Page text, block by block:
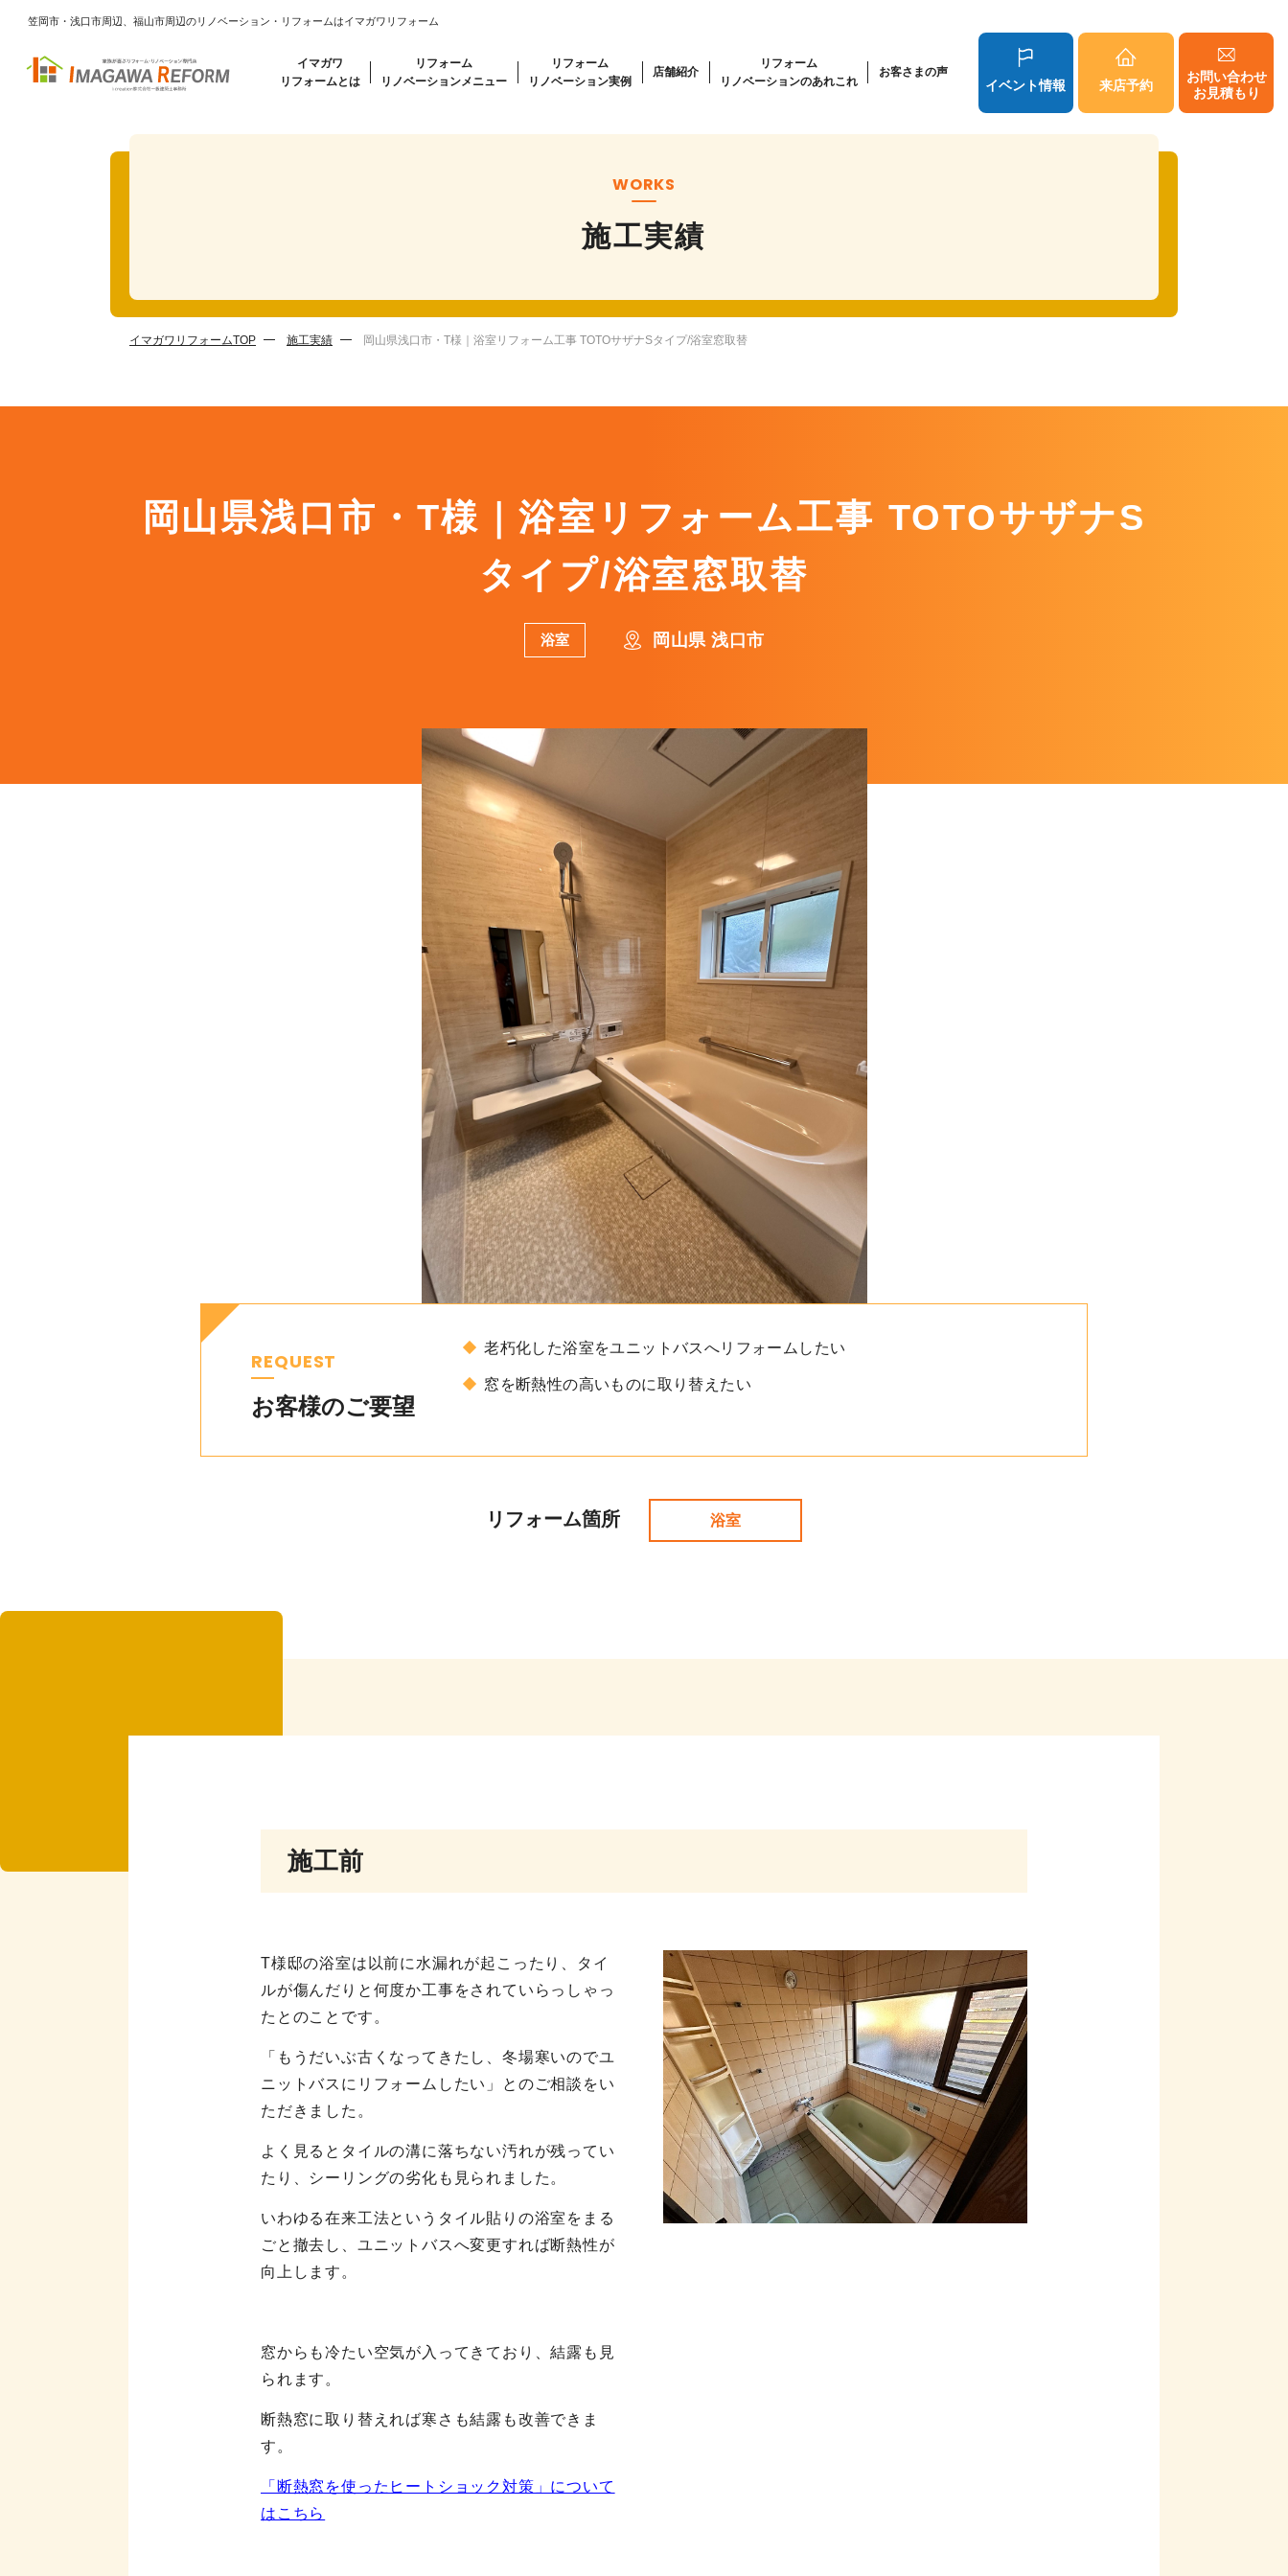
笠岡市・浅口市周辺、福山市周辺のリノベーション・リフォームはイマガワリフォーム
イマガワ
リフォームとは
リフォーム
リノベーションメニュー
リフォーム
リノベーション実例
店舗紹介
リフォーム
リノベーションのあれこれ
お客さまの声
イベント情報 来店予約
お問い合わせ
お見積もり
WORKS
施工実績
イマガワリフォームTOP 施工実績 岡山県浅口市・T様｜浴室リフォーム工事 TOTOサザナSタイプ/浴室窓取替
岡山県浅口市・T様｜浴室リフォーム工事 TOTOサザナS
タイプ/浴室窓取替
浴室 岡山県 浅口市
REQUEST
お客様のご要望
老朽化した浴室をユニットバスへリフォームしたい
窓を断熱性の高いものに取り替えたい
リフォーム箇所 浴室
施工前
T様邸の浴室は以前に水漏れが起こったり、タイ
ルが傷んだりと何度か工事をされていらっしゃっ
たとのことです。
「もうだいぶ古くなってきたし、冬場寒いのでユ
ニットバスにリフォームしたい」とのご相談をい
ただきました。
よく見るとタイルの溝に落ちない汚れが残ってい
たり、シーリングの劣化も見られました。
いわゆる在来工法というタイル貼りの浴室をまる
ごと撤去し、ユニットバスへ変更すれば断熱性が
向上します。
窓からも冷たい空気が入ってきており、結露も見
られます。
断熱窓に取り替えれば寒さも結露も改善できま
す。
「断熱窓を使ったヒートショック対策」について
はこちら